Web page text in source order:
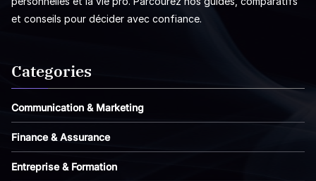
et conseils pour décider avec confiance.
Categories
Communication & Marketing
Finance & Assurance
Entreprise & Formation